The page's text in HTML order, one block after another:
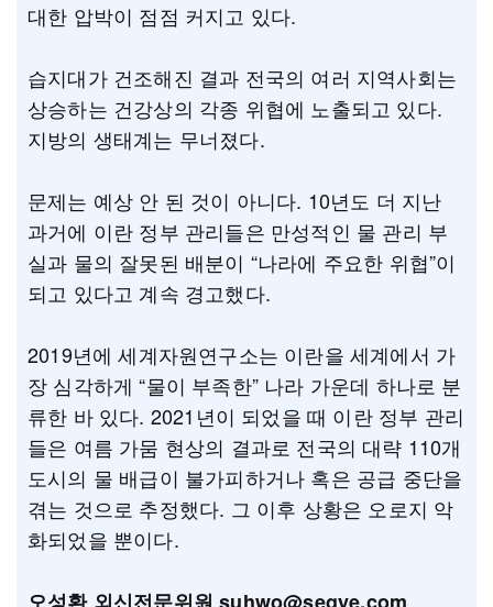
대한 압박이 점점 커지고 있다.
습지대가 건조해진 결과 전국의 여러 지역사회는
상승하는 건강상의 각종 위협에 노출되고 있다.
지방의 생태계는 무너졌다.
문제는 예상 안 된 것이 아니다. 10년도 더 지난
과거에 이란 정부 관리들은 만성적인 물 관리 부
실과 물의 잘못된 배분이 “나라에 주요한 위협”이
되고 있다고 계속 경고했다.
2019년에 세계자원연구소는 이란을 세계에서 가
장 심각하게 “물이 부족한” 나라 가운데 하나로 분
류한 바 있다. 2021년이 되었을 때 이란 정부 관리
들은 여름 가뭄 현상의 결과로 전국의 대략 110개
도시의 물 배급이 불가피하거나 혹은 공급 중단을
겪는 것으로 추정했다. 그 이후 상황은 오로지 악
화되었을 뿐이다.